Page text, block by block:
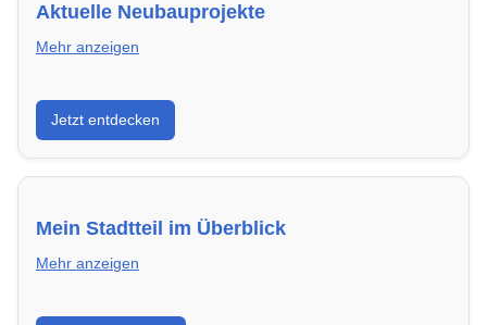
Aktuelle Neubauprojekte
Mehr anzeigen
Entdecke Neubauprojekte in Lübeck – modern,
energieeffizient und sofort bezugsfertig.
Jetzt entdecken
Mein Stadtteil im Überblick
Mehr anzeigen
Erfahre mehr über deinen Stadtteil in Lübeck: